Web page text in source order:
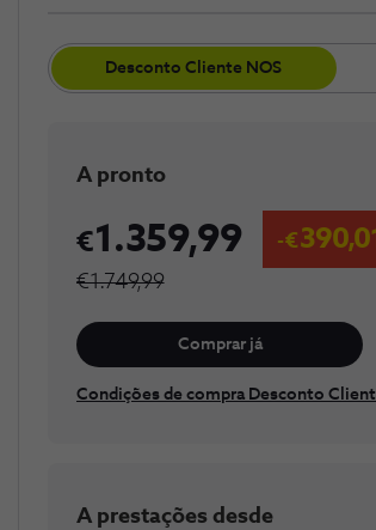
​Desconto Cliente​​ NOS
A pronto
1.359,99
€1.749,99
390,01
Comprar já
Condições de compra Desconto
​A prestaç​​​ões desde